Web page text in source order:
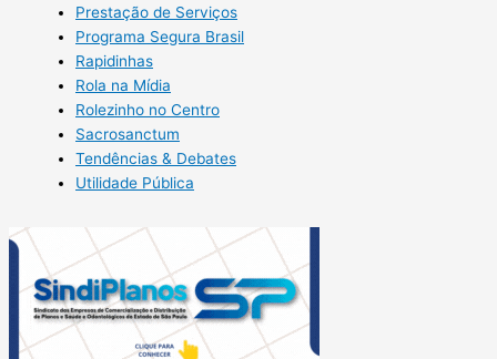
Prestação de Serviços
Programa Segura Brasil
Rapidinhas
Rola na Mídia
Rolezinho no Centro
Sacrosanctum
Tendências & Debates
Utilidade Pública